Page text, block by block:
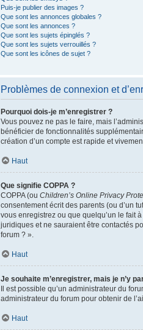
Puis-je publier des images ?
Que sont les annonces globales ?
Que sont les annonces ?
Que sont les sujets épinglés ?
Que sont les sujets verrouillés ?
Que sont les icônes de sujet ?
Problèmes de connexion et
Pourquoi dois-je m’enregistrer ?
Vous pouvez ne pas le faire, mais
bénéficier de fonctionnalités
création d’un compte est rapide et
Haut
Que signifie COPPA ?
COPPA (ou Children’s Online Privacy
consentement écrit des parents (ou d’un
vous enregistrez ou que quelqu’un le fait
juridiques et ne sauraient être contactés
forum ? ».
Haut
Je souhaite m’enregistrer, mais je n’y
Il est possible qu’un administrateur du
administrateur du forum pour obtenir de
Haut